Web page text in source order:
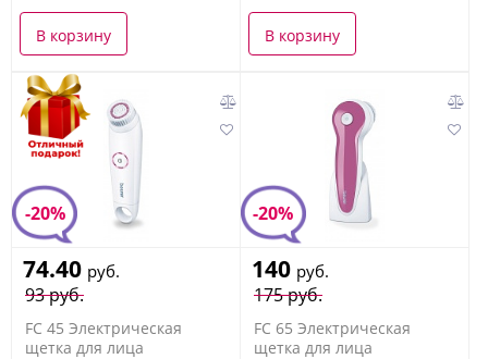
В корзину В корзину
-20%
93 руб.
74.40 руб.
FC 45 Электрическая
щетка для лица
-20%
175 руб.
140 руб.
FC 65 Электрическая
щетка для лица